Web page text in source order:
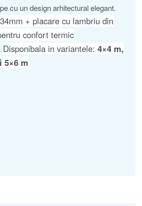
cu un design arhitectural elegant.
+ placare cu lambriu din
confort termic
Disponibala in variantele: 4×4 m,
5×6 m